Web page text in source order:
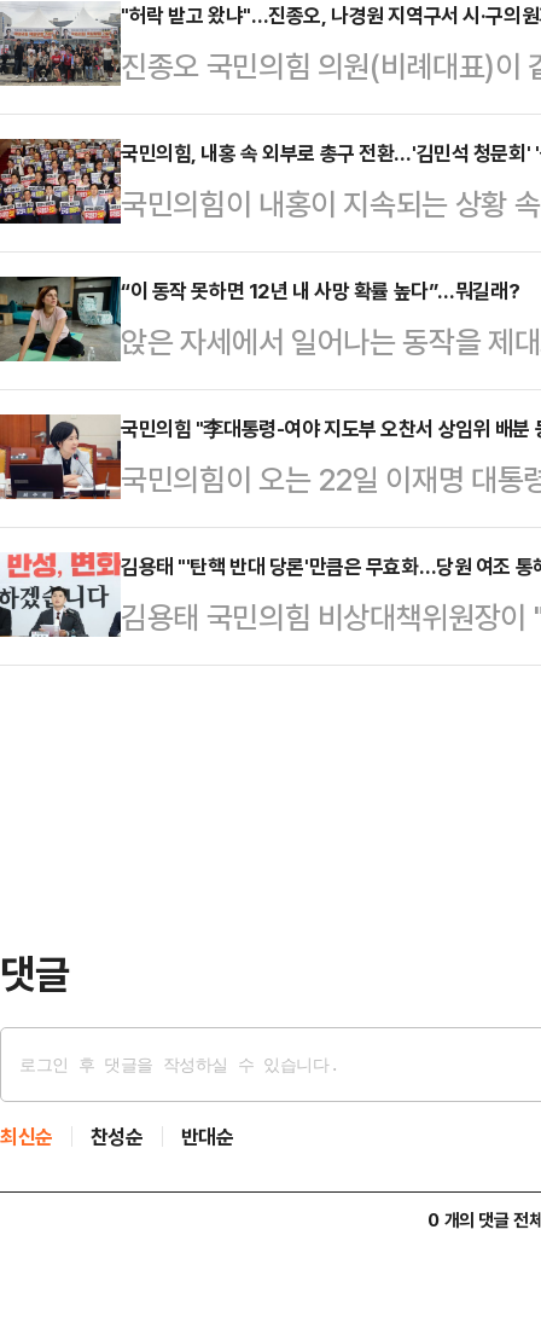
"허락 받고 왔냐"…진종오, 나경원 지역구서 시·구의
진종오 국민의힘 의원(비례대표)이
구에서 당원 모집 활동을 벌이는 과
빚었다. 시·구의원들이 "자신들 지
확인을 받았어야 한다"고 진 의원
내에선 비판의 목소리가 쏟아졌다.
앞에서 청년층 당원 확대를 위해 청
께 당원 가입을 독려했다. 이날 행
주최로 진행됐다…
국민의힘, 내홍 속 외부로 총구 전환…'김민석 청문회'
국민의힘이 내홍이 지속되는 상황
돌리며 외부 공세에 집중하고 있다.
의힘은 민주당 주도의 정국 흐름
대응 △김민석 국무총리 후보자 인
안 대응에 총력을 기울이며 압박 수
국회 인사청문특별위원회 위원인
"이러다가 '축의금 정부'로 불리게
공세 수위를 높였다.주 의원…
“이 동작 못하면 12년 내 사망 확률 높다”…뭐길래?
앉은 자세에서 일어나는 동작을 제
확률이 높아진다는 연구 결과가 나
턴포스트(WP)에 따르면 브라질 스
1998년부터 2023년까지 25년간
로 테스트와 추적 검사를 실시했다.
기 테스트(Sitting-Rising
얼마나 원활히 해당 동작을 수행할
국민의힘 "李대통령-여야 지도부 오찬서 상임위 배분
국민의힘이 오는 22일 이재명 대통
법위원장 배분과 김민석 국무총리
다고 예고했다.최수진 원내대변인
대통령과의 오찬과 관련해 "저희는
표 둘이서 참석할 예정"이라며 "추
김용태 "'탄핵 반대 당론'만큼은 무효화…당원 여조 통
김용태 국민의힘 비상대책위원장
는 의미에서 탄핵반대 당론만큼은
댓글
최신순 찬성순 반대순
0 개의 댓글 전